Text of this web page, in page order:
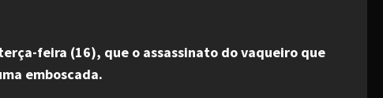
feira (16), que o assassinato do vaqueiro que
emboscada.